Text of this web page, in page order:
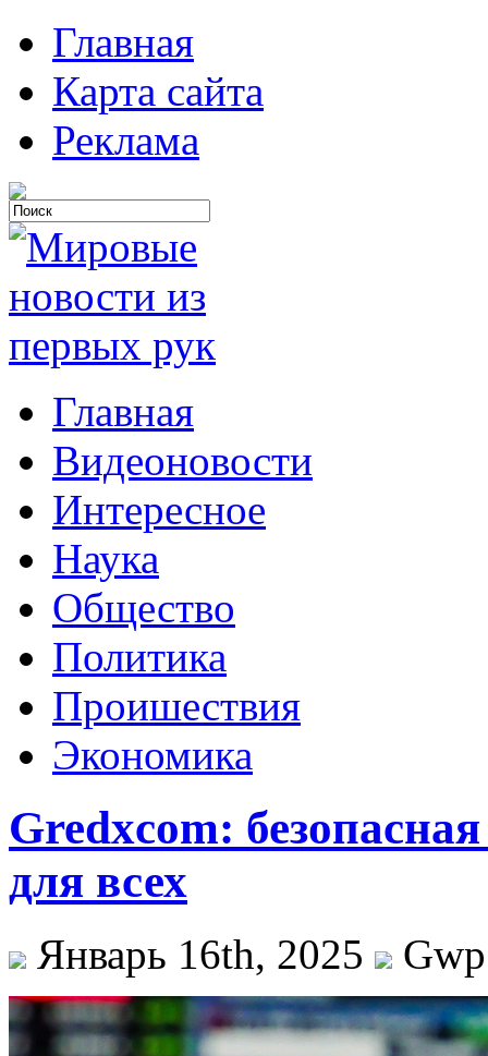
Главная
Карта сайта
Реклама
Главная
Видеоновости
Интересное
Наука
Общество
Политика
Проишествия
Экономика
Gredxcom:
для всех
Январь 16th, 2025 Gwp